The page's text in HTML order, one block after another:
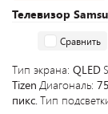
Телевизор
Сравнить
Тип экрана: QLED
Tizen Диагональ:
пикс.Тип